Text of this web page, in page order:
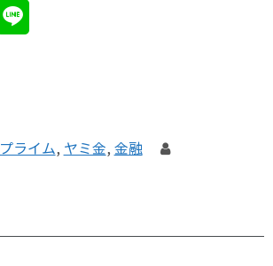
プライム, ヤミ金, 金融